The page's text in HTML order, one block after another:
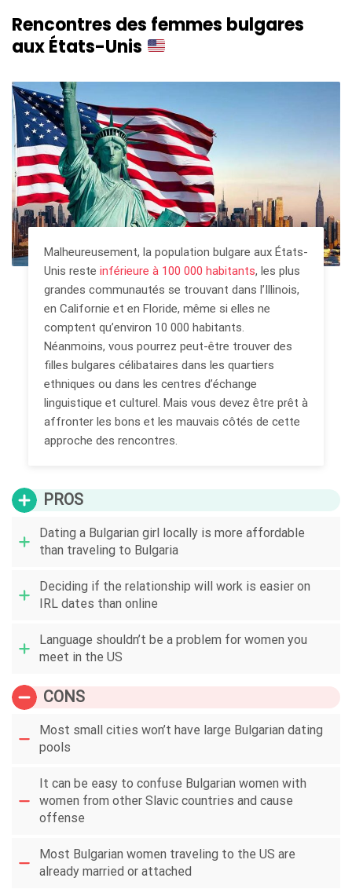
Rencontres des femmes bulgares
aux États-Unis
Malheureusement, la population bulgare aux États-
Unis reste inférieure à 100 000 habitants, les plus
grandes communautés se trouvant dans l’Illinois,
en Californie et en Floride, même si elles ne
comptent qu’environ 10 000 habitants.
Néanmoins, vous pourrez peut-être trouver des
filles bulgares célibataires dans les quartiers
ethniques ou dans les centres d’échange
linguistique et culturel. Mais vous devez être prêt à
affronter les bons et les mauvais côtés de cette
approche des rencontres.
PROS
Dating a Bulgarian girl locally is more affordable
than traveling to Bulgaria
Deciding if the relationship will work is easier on
IRL dates than online
Language shouldn’t be a problem for women you
meet in the US
CONS
Most small cities won’t have large Bulgarian dating
pools
It can be easy to confuse Bulgarian women with
women from other Slavic countries and cause
offense
Most Bulgarian women traveling to the US are
already married or attached